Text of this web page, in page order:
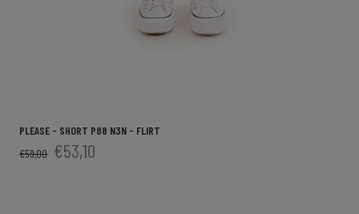
PLEASE - SHORT P88 N3N - FLIRT
€59,00 €53,10